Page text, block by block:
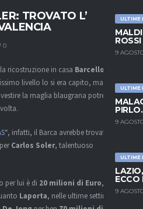
ULTIME
9
ULTIME
9
ULTIME
ECCO
9
TROVATO L’
0
ricostruzione in casa Barcellona
livello lo si era capito, ma il
la maglia blaugrana potrebbe
“, infatti, il Barca avrebbe trovato l’
perCarlos Soler, talentuoso
per lui è di 20 milioni di Euro, cifra
Laporta, nelle ultime settimane,